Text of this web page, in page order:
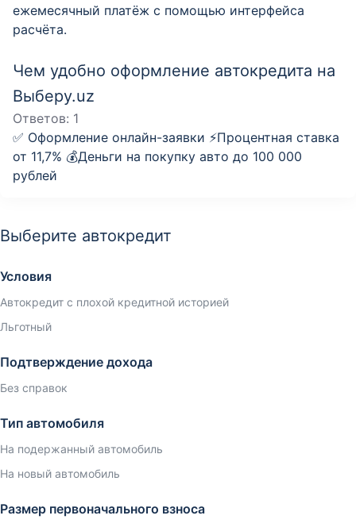
ежемесячный платёж с помощью интерфейса
расчёта.
Чем удобно оформление автокредита на
Выберу.uz
Ответов: 1
✅ Оформление онлайн-заявки ⚡️Процентная ставка
от 11,7% 💰Деньги на покупку авто до 100 000
рублей
Выберите автокредит
Условия
Автокредит с плохой кредитной историей
Льготный
Подтверждение дохода
Без справок
Тип автомобиля
На подержанный автомобиль
На новый автомобиль
Размер первоначального взноса